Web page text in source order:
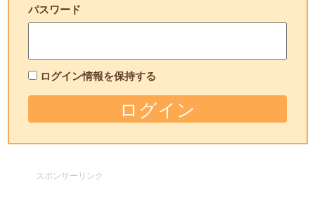
パスワード
ログイン情報を保持する
スポンサーリンク